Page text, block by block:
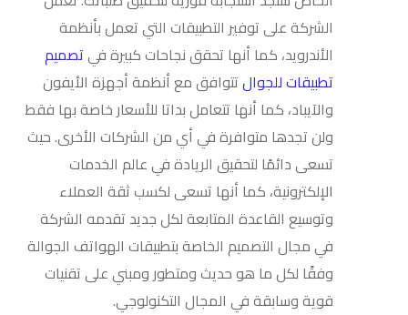
الشركة على توفير التطبيقات التي تعمل بأنظمة
الأندرويد، كما أنها تحقق نجاحات كبيرة فيتصميم
تطبيقات للجوالتتوافق مع أنظمة أجهزة الأيفون
والآيباد، كما أنها تتعامل بداتا للأسعار خاصة بها فقط
ولن تجدها متوافرة في أي من الشركات الأخرى. حيث
تسعى دائمًا لتحقيق الريادة في عالم الخدمات
الإلكترونية، كما أنها تسعى لكسب ثقة العملاء
وتوسيع القاعدة المتابعة لكل جديد تقدمه الشركة
في مجال التصميم الخاصة بتطبيقات الهواتف الجوالة
وفقًا لكل ما هو حديث ومتطور ومبني على تقنيات
قوية وسابقة في المجال التكنولوجي.